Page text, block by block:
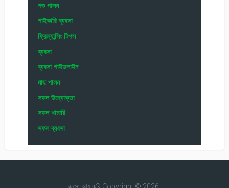
পশু পালন
পাইকারি ব্যবসা
ফ্রিল্যান্সিং টিপস
ব্যবসা
ব্যবসা গাইডলাইন
মাছ পালন
সফল উদ্যোক্তা
সফল খামারি
সফল ব্যবসা